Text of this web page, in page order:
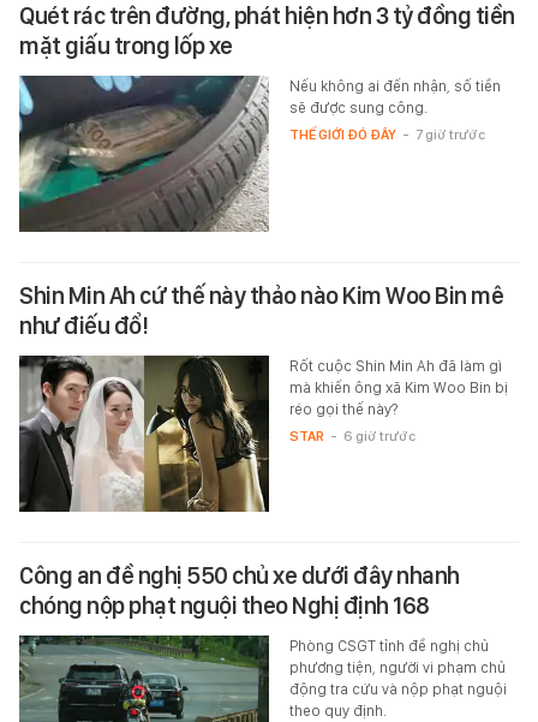
Quét rác trên đường, phát hiện hơn 3 tỷ đồng tiền
mặt giấu trong lốp xe
Nếu không ai đến nhận, số tiền
sẽ được sung công.
THẾ GIỚI ĐÓ ĐÂY - 7 giờ trước
Shin Min Ah cứ thế này thảo nào Kim Woo Bin mê
như điếu đổ!
Rốt cuộc Shin Min Ah đã làm gì
mà khiến ông xã Kim Woo Bin bị
réo gọi thế này?
STAR - 6 giờ trước
Công an đề nghị 550 chủ xe dưới đây nhanh
chóng nộp phạt nguội theo Nghị định 168
Phòng CSGT tỉnh đề nghị chủ
phương tiện, người vi phạm chủ
động tra cứu và nộp phạt nguội
theo quy định.